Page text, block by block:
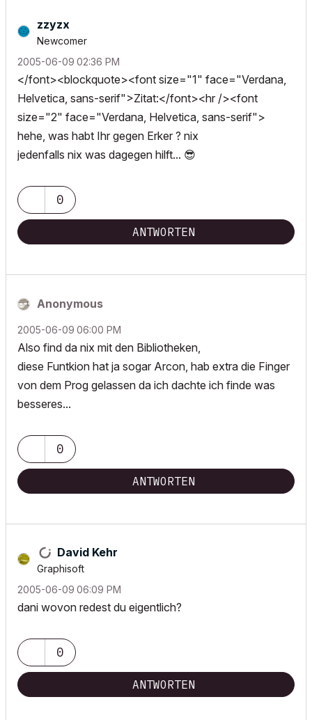
zzyzx
Newcomer
‎2005-06-09 02:36 PM
</font><blockquote><font size="1" face="Verdana,
Helvetica, sans-serif">Zitat:</font><hr /><font
size="2" face="Verdana, Helvetica, sans-serif">
hehe, was habt Ihr gegen Erker ? nix
jedenfalls nix was dagegen hilft... 😎
0
ANTWORTEN
Anonymous
‎2005-06-09 06:00 PM
Also find da nix mit den Bibliotheken,
diese Funtkion hat ja sogar Arcon, hab extra die Finger
von dem Prog gelassen da ich dachte ich finde was
besseres...
0
ANTWORTEN
David Kehr
Graphisoft
‎2005-06-09 06:09 PM
dani wovon redest du eigentlich?
0
ANTWORTEN